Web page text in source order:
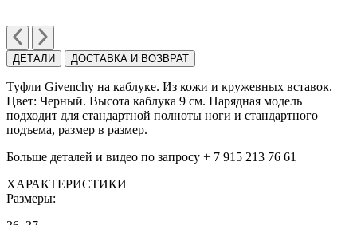
ДЕТАЛИ ДОСТАВКА И ВОЗВРАТ
Туфли Givenchy на каблуке. Из кожи и кружевных вставок.
Цвет: Черный. Высота каблука 9 см. Нарядная модель
подходит для стандартной полноты ноги и стандартного
подъема, размер в размер.
Больше деталей и видео по запросу + 7 915 213 76 61
ХАРАКТЕРИСТИКИ
Размеры: